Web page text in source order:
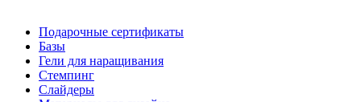
Подарочные сертификаты
Базы
Гели для наращивания
Стемпинг
Слайдеры